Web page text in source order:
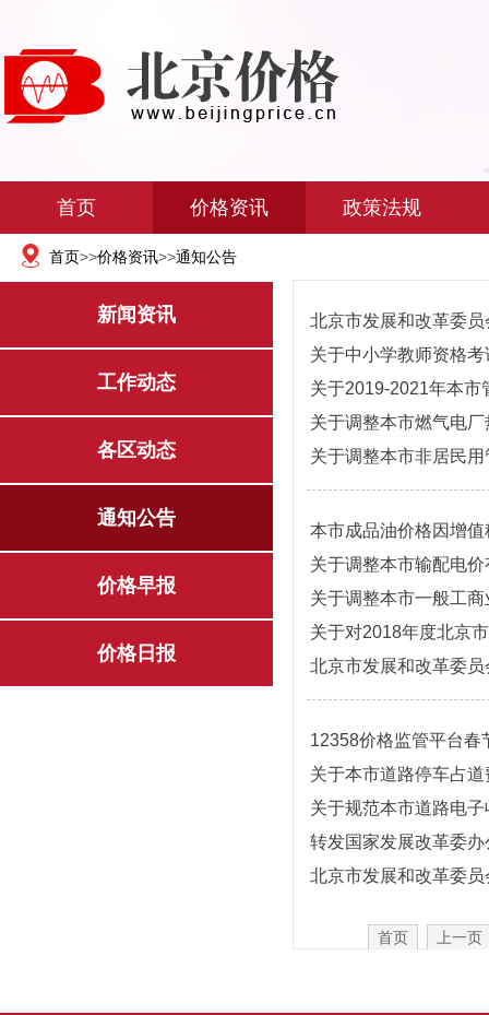
首页 价格资讯 政策法规
首页>>价格资讯>>通知公告
新闻资讯
工作动态
各区动态
通知公告
价格早报
价格日报
关于中小学教师资格
关于调整本市燃气电
关于调整本市非居民
本市成品油价格因增
关于调整本市输配电
关于调整本市一般工
关于对2018年度北京
12358价格监管平台春
关于本市道路停车占
关于规范本市道路电
首页 上一页